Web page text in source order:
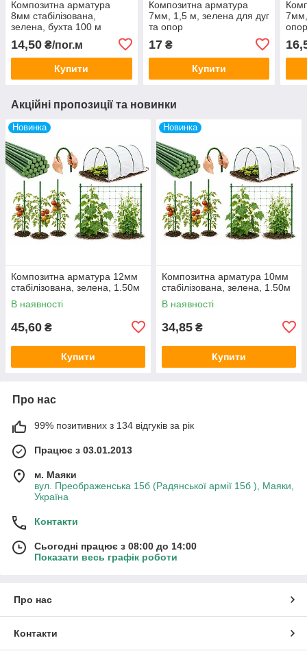
Композитна арматура
8мм стабілізована,
зелена, бухта 100 м
14,50 ₴/пог.м
Купити
Композитна арматура
7мм, 1,5 м, зелена для дуг
та опор
17₴
Купити
7мм,
Акційні пропозиції та новинки
Новинка
Композитна арматура 12мм
стабілізована, зелена, 1.50м
В наявності
45,60 ₴
Купити
Новинка
Композитна арматура 10мм
стабілізована, зелена, 1.50м
В наявності
34,85 ₴
Купити
Про нас
99% позитивних з 134 відгуків за рік
Працює з 03.01.2013
м. Маяки
вул. Преображенська 15б (Радянської армії 15б ), Маяки,
Україна
Контакти
Сьогодні працює з 08:00 до 14:00
Показати весь графік роботи
Про нас
Контакти